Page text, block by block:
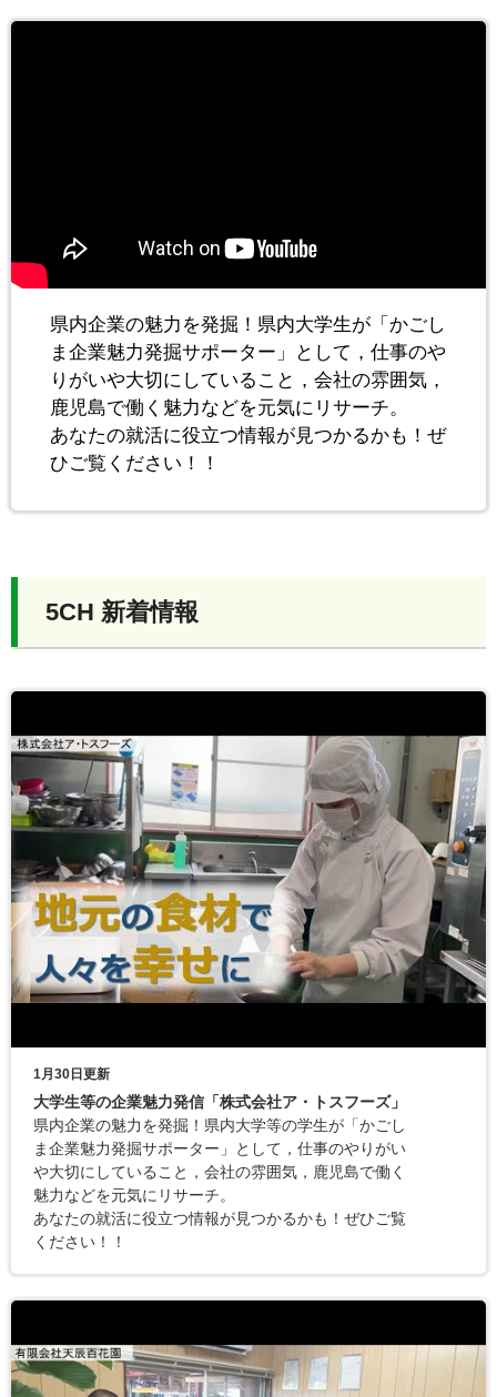
県内企業の魅力を発掘！県内大学生が「かごし
ま企業魅力発掘サポーター」として，仕事のや
りがいや大切にしていること，会社の雰囲気，
鹿児島で働く魅力などを元気にリサーチ。
あなたの就活に役立つ情報が見つかるかも！ぜ
ひご覧ください！！
5CH 新着情報
1月30日更新
大学生等の企業魅力発信「株式会社ア・トスフーズ」
県内企業の魅力を発掘！県内大学等の学生が「かごし
ま企業魅力発掘サポーター」として，仕事のやりがい
や大切にしていること，会社の雰囲気，鹿児島で働く
魅力などを元気にリサーチ。
あなたの就活に役立つ情報が見つかるかも！ぜひご覧
ください！！